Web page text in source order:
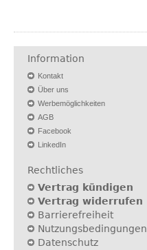
Information
Kontakt
Über uns
Werbemöglichkeiten
AGB
Facebook
LinkedIn
Rechtliches
Vertrag kündigen
Vertrag widerrufen
Barrierefreiheit
Nutzungsbedingungen
Datenschutz